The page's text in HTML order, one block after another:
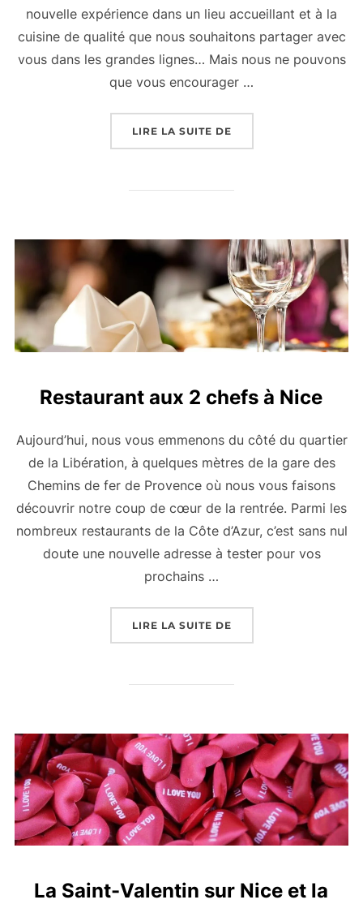
nouvelle expérience dans un lieu accueillant et à la
cuisine de qualité que nous souhaitons partager avec
vous dans les grandes lignes… Mais nous ne pouvons
que vous encourager …
LIRE LA SUITE DE« MIAMICI : NOUVEAU
Restaurant aux 2 chefs à Nice
Aujourd’hui, nous vous emmenons du côté du quartier
de la Libération, à quelques mètres de la gare des
Chemins de fer de Provence où nous vous faisons
découvrir notre coup de cœur de la rentrée. Parmi les
nombreux restaurants de la Côte d’Azur, c’est sans nul
doute une nouvelle adresse à tester pour vos
prochains …
LIRE LA SUITE DE« RESTAURANT AUX 2
La Saint-Valentin sur Nice et la